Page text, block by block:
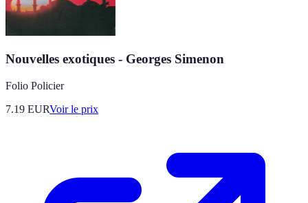
Nouvelles exotiques - Georges Simenon
Folio Policier
7.19 EURVoir le prix